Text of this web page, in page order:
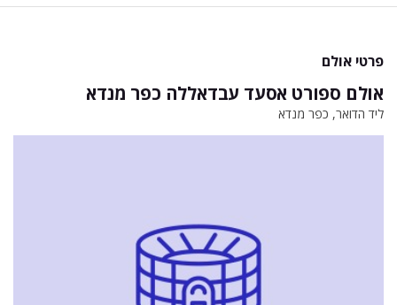
פרטי אולם
אולם ספורט אסעד עבדאללה כפר מנדא
ליד הדואר, כפר מנדא